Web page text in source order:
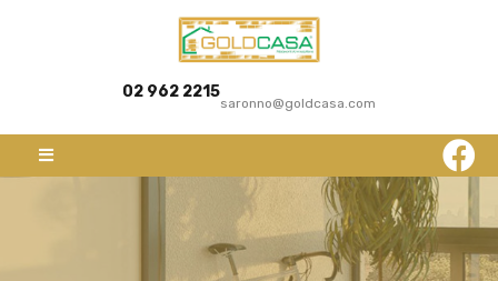
02 962 2215
saronno@goldcasa.com